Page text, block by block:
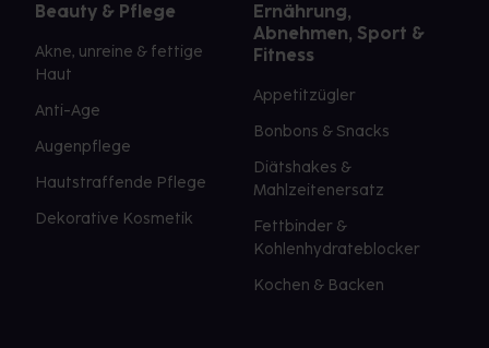
Beauty & Pflege
Akne, unreine & fettige
Haut
Anti-Age
Augenpflege
Hautstraffende Pflege
Dekorative Kosmetik
Ernährung,
Abnehmen, Sport &
Fitness
Appetitzügler
Bonbons & Snacks
Diätshakes &
Mahlzeitenersatz
Fettbinder &
Kohlenhydrateblocker
Kochen & Backen